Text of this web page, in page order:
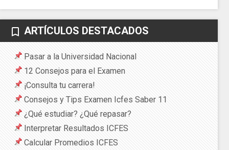
bookmark_border ARTÍCULOS DESTACADOS
Pasar a la Universidad Nacional
12 Consejos para el Examen
¡Consulta tu carrera!
Consejos y Tips Examen Icfes Saber 11
¿Qué estudiar? ¿Qué repasar?
Interpretar Resultados ICFES
Calcular Promedios ICFES